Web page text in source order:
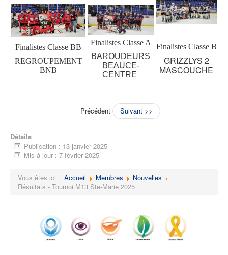
Finalistes Classe BB
REGROUPEMENT
BNB
Finalistes Classe A
BAROUDEURS
BEAUCE-
CENTRE
Finalistes Classe B
GRIZZLYS 2
MASCOUCHE
Précédent Suivant >>
Détails
Publication : 13 janvier 2025
Mis à jour : 7 février 2025
Vous êtes ici : Accueil Membres
Nouvelles
Résultats - Tournoi M13 Ste-Marie 2025